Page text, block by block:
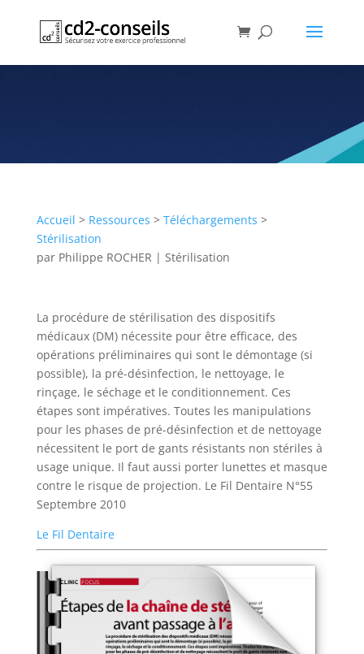
Étapes de la chaîne de
Accueil > Ressources > Téléchargements >
Stérilisation
par Philippe ROCHER | Stérilisation
La procédure de stérilisation des dispositifs
médicaux (DM) nécessite pour être efficace, des
opérations préliminaires qui sont le démontage (si
possible), la pré-désinfection, le nettoyage, le
rinçage, le séchage et le conditionnement. Ces
étapes sont impératives. Toutes les manipulations
pour les phases de pré-désinfection et de nettoyage
nécessitent le port de gants résistants non stériles à
usage unique. Il faut aussi porter lunettes et masque
contre le risque de projection. Le Fil Dentaire N°55
Septembre 2010
Le Fil Dentaire